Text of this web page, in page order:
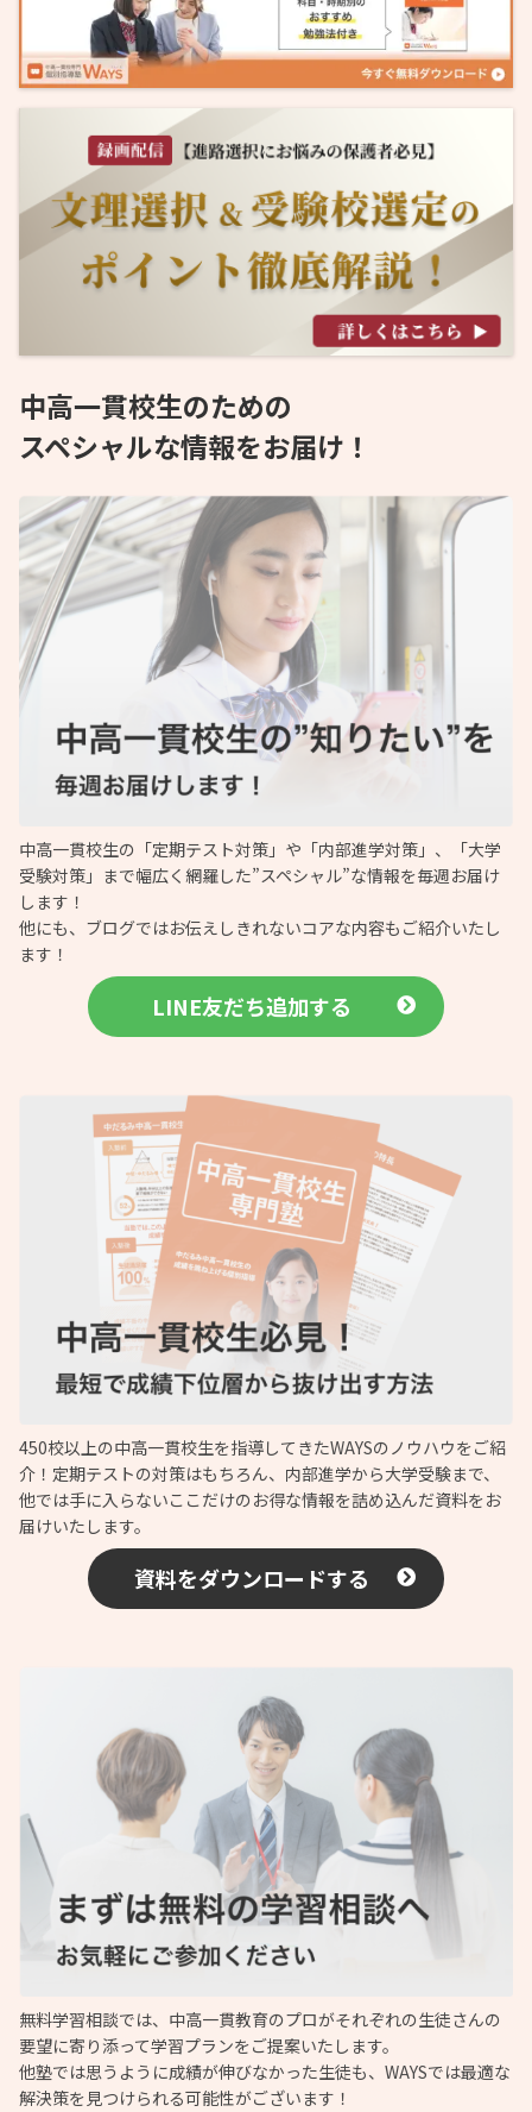
中高一貫校生のための
スペシャルな情報をお届け！
中高一貫校生の「定期テスト対策」や「内部進学対策」、「大学
受験対策」まで幅広く網羅した”スペシャル”な情報を毎週お届け
します！
他にも、ブログではお伝えしきれないコアな内容もご紹介いたし
ます！
LINE友だち追加する
450校以上の中高一貫校生を指導してきたWAYSのノウハウをご紹
介！定期テストの対策はもちろん、内部進学から大学受験まで、
他では手に入らないここだけのお得な情報を詰め込んだ資料をお
届けいたします。
資料をダウンロードする
無料学習相談では、中高一貫教育のプロがそれぞれの生徒さんの
要望に寄り添って学習プランをご提案いたします。
他塾では思うように成績が伸びなかった生徒も、WAYSでは最適な
解決策を見つけられる可能性がございます！